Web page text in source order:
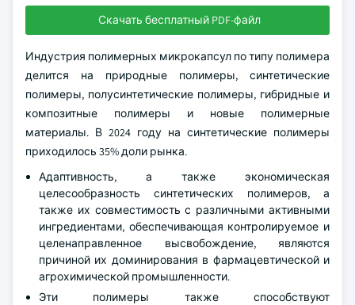
Скачать бесплатный PDF-файл
Индустрия полимерных микрокапсул по типу полимера
делится на природные полимеры, синтетические
полимеры, полусинтетические полимеры, гибридные и
композитные полимеры и новые полимерные
материалы. В 2024 году на синтетические полимеры
приходилось 35% доли рынка.
Адаптивность, а также экономическая
целесообразность синтетических полимеров, а
также их совместимость с различными активными
ингредиентами, обеспечивающая контролируемое и
целенаправленное высвобождение, являются
причиной их доминирования в фармацевтической и
агрохимической промышленности.
Эти полимеры также способствуют